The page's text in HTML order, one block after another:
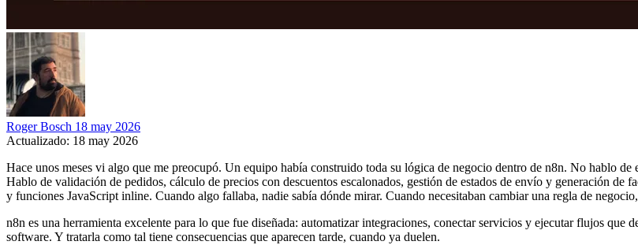
Roger Bosch 18 may 2026
Actualizado: 18 may 2026
Hace unos meses vi algo que me preocupó. Un equipo había construido toda su lógica de negocio dentro de n8n. No hablo
Hablo de validación de pedidos, cálculo de precios con descuentos escalonados, gestión de estados de envío y generación
y funciones JavaScript inline. Cuando algo fallaba, nadie sabía dónde mirar. Cuando necesitaban cambiar una regla de
n8n es una herramienta excelente para lo que fue diseñada: automatizar integraciones, conectar servicios y ejecutar flujos
software. Y tratarla como tal tiene consecuencias que aparecen tarde, cuando ya duelen.